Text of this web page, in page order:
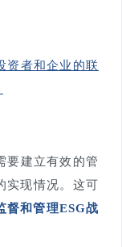
资者和企业的联
要建立有效的管
实现情况。这可
督和管理ESG战